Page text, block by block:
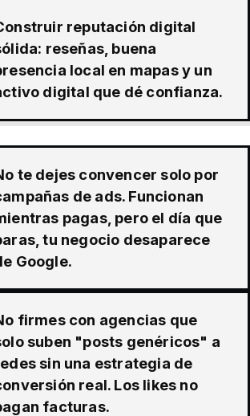
reputación digital
reseñas, buena
local en mapas y un
digital que dé confianza.
te dejes convencer solo por
de ads. Funcionan
pagas, pero el día que
tu negocio desaparece
Google.
firmes con agencias que
suben "posts genéricos" a
sin una estrategia de
real. Los likes no
facturas.